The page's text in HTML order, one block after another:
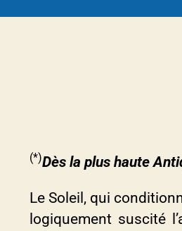
(*)Dès la plus haute
Le Soleil, qui
logiquement suscité